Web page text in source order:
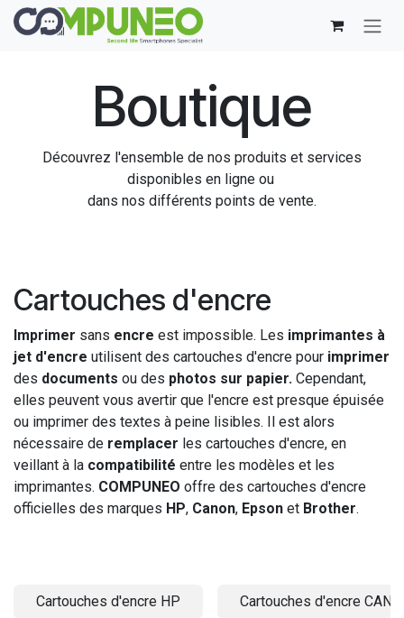
Se rendre au contenu
Boutique
Découvrez l'ensemble de nos produits et services
disponibles en ligne ou
dans nos différents points de vente.
Cartouches d'encre
Imprimer sans encre est impossible. Les imprimantes à
jet d'encre utilisent des cartouches d'encre pour imprimer
des documents ou des photos sur papier. Cependant,
elles peuvent vous avertir que l'encre est presque épuisée
ou imprimer des textes à peine lisibles. Il est alors
nécessaire de remplacer les cartouches d'encre, en
veillant à la compatibilité entre les modèles et les
imprimantes. COMPUNEO offre des cartouches d'encre
officielles des marques HP, Canon, Epson et Brother.
Cartouches d'encre HP Cartouches d'encre